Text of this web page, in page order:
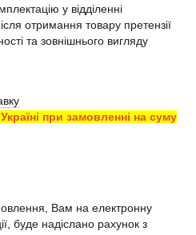
у відділенні
отримання товару претензії
та зовнішнього вигляду
при замовленні на суму
Вам на електронну
буде надіслано рахунок з